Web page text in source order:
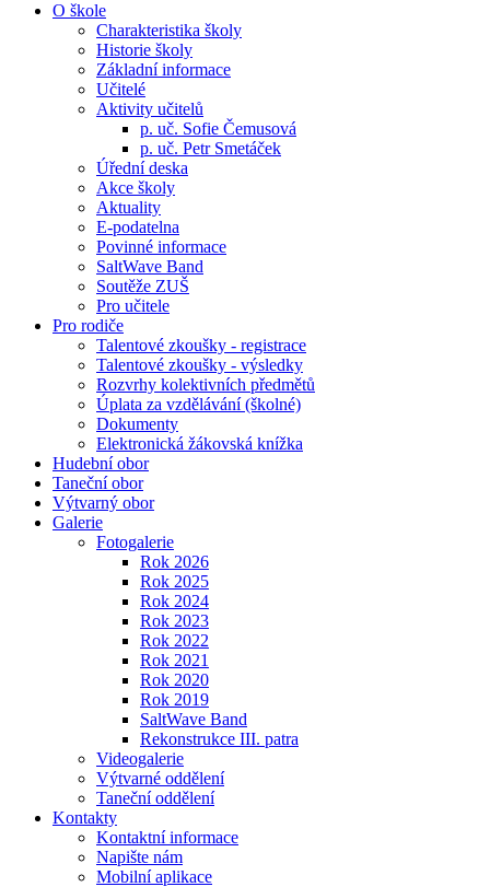
O škole
Charakteristika školy
Historie školy
Základní informace
Učitelé
Aktivity učitelů
p. uč. Sofie Čemusová
p. uč. Petr Smetáček
Úřední deska
Akce školy
Aktuality
E-podatelna
Povinné informace
SaltWave Band
Soutěže ZUŠ
Pro učitele
Pro rodiče
Talentové zkoušky - registrace
Talentové zkoušky - výsledky
Rozvrhy kolektivních předmětů
Úplata za vzdělávání (školné)
Dokumenty
Elektronická žákovská knížka
Hudební obor
Taneční obor
Výtvarný obor
Galerie
Fotogalerie
Rok 2026
Rok 2025
Rok 2024
Rok 2023
Rok 2022
Rok 2021
Rok 2020
Rok 2019
SaltWave Band
Rekonstrukce III. patra
Videogalerie
Výtvarné oddělení
Taneční oddělení
Kontakty
Kontaktní informace
Napište nám
Mobilní aplikace